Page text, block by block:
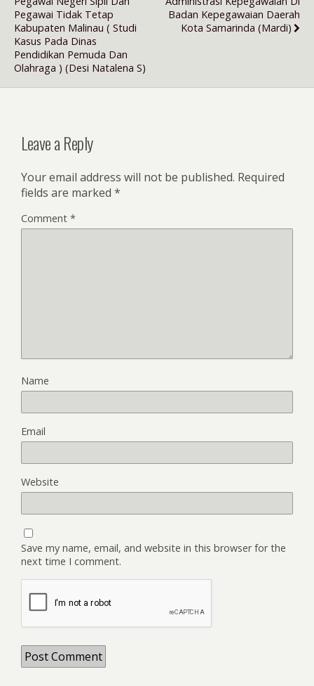
Pegawai Tidak Tetap
Kabupaten Malinau ( Studi
Kasus Pada Dinas
Pendidikan Pemuda Dan
Olahraga ) (Desi Natalena S)
Badan Kepegawaian Daerah
Kota Samarinda (Mardi)
Leave a Reply
Your email address will not be published. Required
fields are marked *
Comment *
Name
Email
Website
Save my name, email, and website in this browser for the
next time I comment.